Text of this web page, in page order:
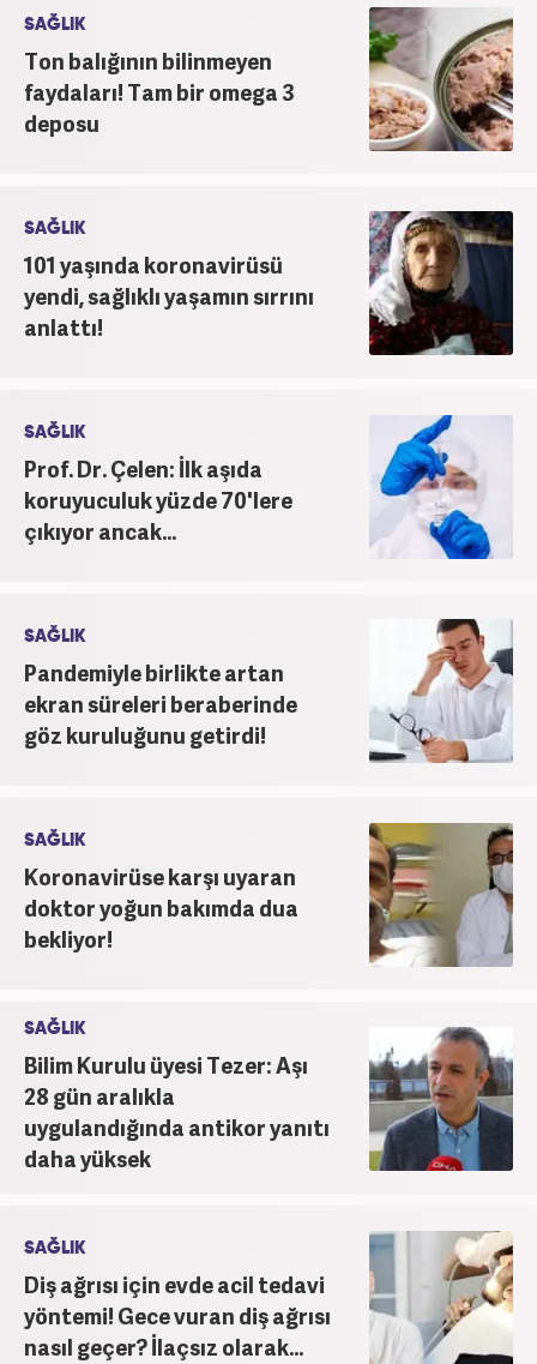
SAĞLIK
Ton balığının bilinmeyen
faydaları! Tam bir omega 3
deposu
SAĞLIK
101 yaşında koronavirüsü
yendi, sağlıklı yaşamın sırrını
anlattı!
SAĞLIK
Prof. Dr. Çelen: İlk aşıda
koruyuculuk yüzde 70'lere
çıkıyor ancak...
SAĞLIK
Pandemiyle birlikte artan
ekran süreleri beraberinde
göz kuruluğunu getirdi!
SAĞLIK
Koronavirüse karşı uyaran
doktor yoğun bakımda dua
bekliyor!
SAĞLIK
Bilim Kurulu üyesi Tezer: Aşı
28 gün aralıkla
uygulandığında antikor yanıtı
daha yüksek
SAĞLIK
Diş ağrısı için evde acil tedavi
yöntemi! Gece vuran diş ağrısı
nasıl geçer? İlaçsız olarak...